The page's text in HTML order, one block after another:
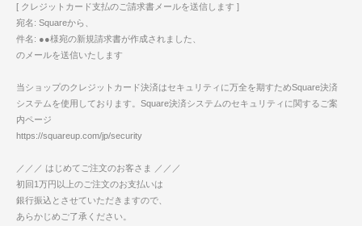
[ クレジットカード支払のご請求書メールを送信します ]
宛名: Squareから、
件名: ●●様宛の新規請求書が作成されました、
のメールを送信いたします
当ショップのクレジットカード決済はセキュリティに万全を期すためSquare決済
システムを使用しております。Square決済システムのセキュリティに関するご案
内ページ
https://squareup.com/jp/security
／／／ はじめてご注文のお客さま ／／／
初回1万円以上のご注文のお支払いは
銀行振込とさせていただきますので、
あらかじめご了承ください。